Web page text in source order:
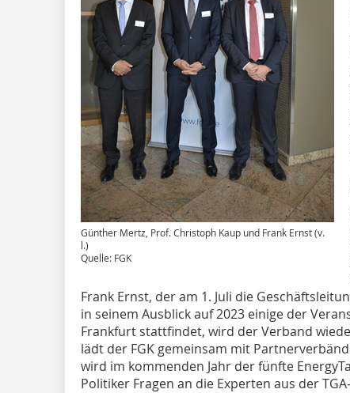
Günther Mertz, Prof. Christoph Kaup und Frank Ernst (v.
l.)
Quelle: FGK
Frank Ernst, der am 1. Juli die
in seinem Ausblick auf 2023 einige der
Frankfurt stattfindet, wird der Verband
lädt der FGK gemeinsam mit
wird im kommenden Jahr der fünfte
Politiker Fragen an die Experten aus der